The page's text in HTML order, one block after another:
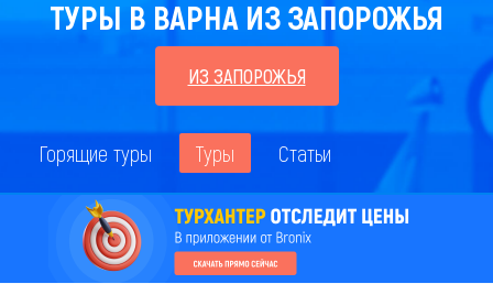
ТУРЫ В ВАРНА ИЗ ЗАПОРОЖЬЯ
ИЗ ЗАПОРОЖЬЯ
Горящие туры Туры Статьи